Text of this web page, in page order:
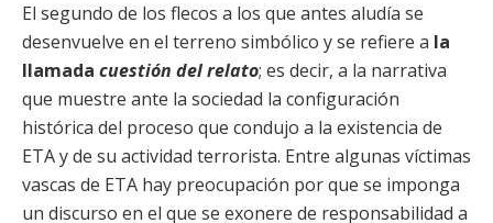
El segundo de los flecos a los que antes aludía se
desenvuelve en el terreno simbólico y se refiere a la
llamada cuestión del relato; es decir, a la narrativa
que muestre ante la sociedad la configuración
histórica del proceso que condujo a la existencia de
ETA y de su actividad terrorista. Entre algunas víctimas
vascas de ETA hay preocupación por que se imponga
un discurso en el que se exonere de responsabilidad a